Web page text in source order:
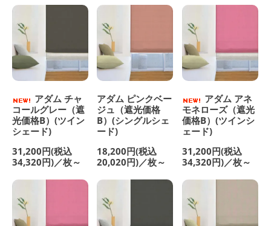
アダム チャ
コールグレー（遮
光価格B）(ツイン
シェード)
31,200円(税込
34,320円)／枚～
アダム ピンクベー
ジュ（遮光価格
B）(シングルシェ
ード)
18,200円(税込
20,020円)／枚～
アダム アネ
モネローズ（遮光
価格B）(ツインシ
ェード)
31,200円(税込
34,320円)／枚～